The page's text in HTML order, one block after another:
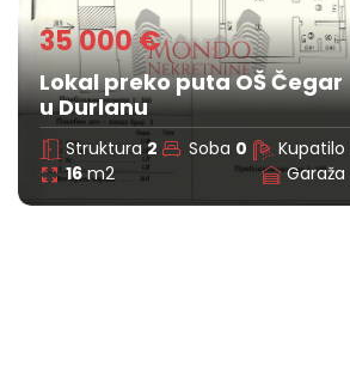
35 000 €
Lokal preko puta OŠ Čegar
u Durlanu
Struktura2 Soba 0 Kupatilo
16m2 Garaža